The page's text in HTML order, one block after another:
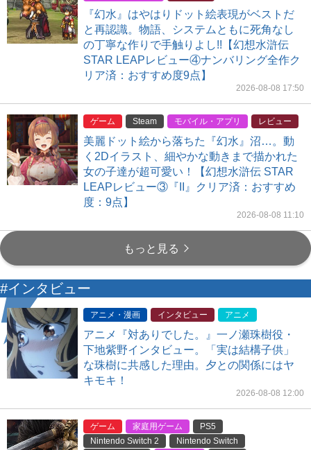
『幻水』はやはりドット絵表現がベストだ
と再認識。物語、システムともに死角なし
の丁寧な作りで手触りよし!!【幻想水滸伝
STAR LEAPレビュー④ナンバリング全作ク
リア済：おすすめ度9点】
2026-08-08 17:50
ゲーム Steam モバイル・アプリ レビュー
美麗ドット絵から落ちた『幻水』沼…。動
く2Dイラスト、細やかな動きまで描かれた
女の子達が超可愛い！【幻想水滸伝 STAR
LEAPレビュー③『II』クリア済：おすすめ
度：9点】
2026-08-08 11:10
もっと見る
#インタビュー
アニメ・漫画 インタビュー アニメ
アニメ『対ありでした。』一ノ瀬珠樹役・
下地紫野インタビュー。「実は結構子供」
な珠樹に共感した理由。夕との関係にはヤ
キモキ！
2026-08-08 12:00
ゲーム 家庭用ゲーム
PS5
Nintendo Switch 2
Nintendo Switch